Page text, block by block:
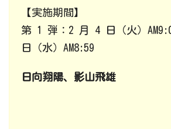
【実施期間】
第 1 弾：2 月 4 日（火）
日（水）AM8:59
日向翔陽、影山飛雄